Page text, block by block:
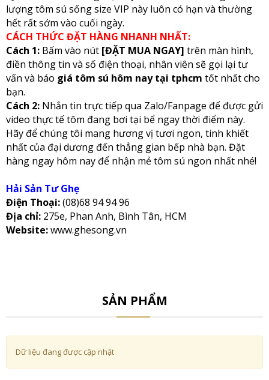
lượng tôm sú sống size VIP này luôn có hạn và thường
hết rất sớm vào cuối ngày.
CÁCH THỨC ĐẶT HÀNG NHANH NHẤT:
Cách 1: Bấm vào nút [ĐẶT MUA NGAY] trên màn hình,
điền thông tin và số điện thoại, nhân viên sẽ gọi lại tư
vấn và báo giá tôm sú hôm nay tại tphcm tốt nhất cho
bạn.
Cách 2: Nhắn tin trực tiếp qua Zalo/Fanpage để được gửi
video thực tế tôm đang bơi tại bể ngay thời điểm này.
Hãy để chúng tôi mang hương vị tươi ngon, tinh khiết
nhất của đại dương đến thẳng gian bếp nhà bạn. Đặt
hàng ngay hôm nay để nhận mẻ tôm sú ngon nhất nhé!
Hải Sản Tư Ghẹ
Điện Thoại:(08)68 94 94 96
Địa chỉ: 275e, Phan Anh, Bình Tân, HCM
Website:www.ghesong.vn
SẢN PHẨM
Dữ liệu đang được cập nhật